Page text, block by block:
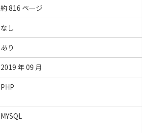
約 816 ページ
なし
あり
2019 年 09 月
PHP
MYSQL